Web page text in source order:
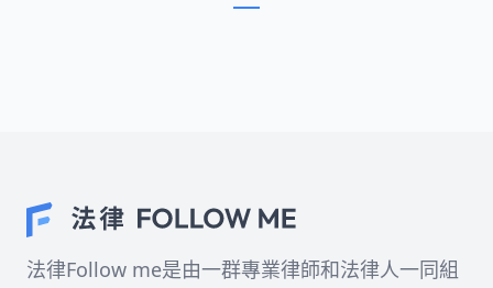
法律Follow me是由一群專業律師和法律人一同組